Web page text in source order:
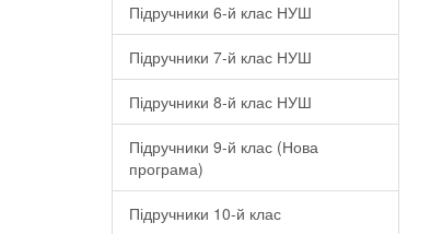
Підручники 6-й клас НУШ
Підручники 7-й клас НУШ
Підручники 8-й клас НУШ
Підручники 9-й клас (Нова
програма)
Підручники 10-й клас